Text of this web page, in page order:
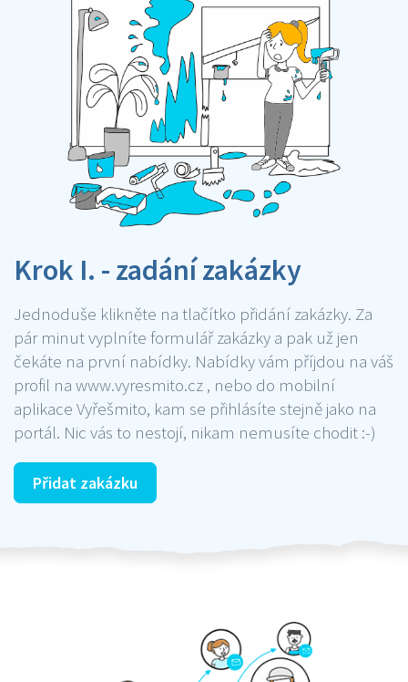
Krok I. - zadání zakázky
Jednoduše klikněte na tlačítko přidání zakázky. Za
pár minut vyplníte formulář zakázky a pak už jen
čekáte na první nabídky. Nabídky vám příjdou na váš
profil na www.vyresmito.cz , nebo do mobilní
aplikace Vyřešmito, kam se přihlásíte stejně jako na
portál. Nic vás to nestojí, nikam nemusíte chodit :-)
Přidat zakázku